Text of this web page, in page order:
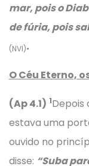
mar, pois o
de fúria, pois
(NVI).
O Céu Eterno,
(Ap 4.1) 1Depois
estava uma
ouvido no
disse: “Suba